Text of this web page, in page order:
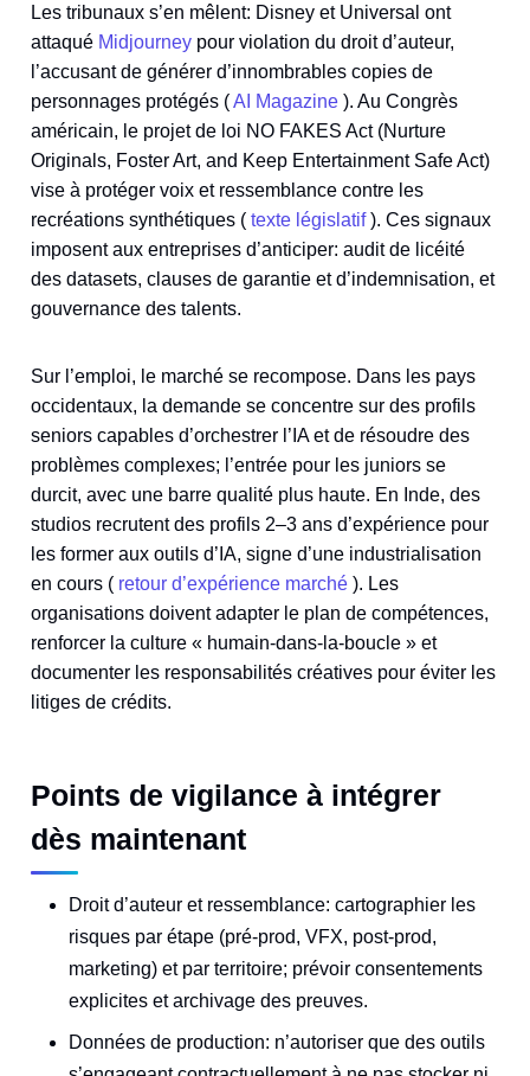
Les tribunaux s’en mêlent: Disney et Universal ont
attaqué Midjourney pour violation du droit d’auteur,
l’accusant de générer d’innombrables copies de
personnages protégés (AI Magazine ). Au Congrès
américain, le projet de loi NO FAKES Act (Nurture
Originals, Foster Art, and Keep Entertainment Safe Act)
vise à protéger voix et ressemblance contre les
recréations synthétiques ( texte législatif). Ces signaux
imposent aux entreprises d’anticiper: audit de licéité
des datasets, clauses de garantie et d’indemnisation, et
gouvernance des talents.
Sur l’emploi, le marché se recompose. Dans les pays
occidentaux, la demande se concentre sur des profils
seniors capables d’orchestrer l’IA et de résoudre des
problèmes complexes; l’entrée pour les juniors se
durcit, avec une barre qualité plus haute. En Inde, des
studios recrutent des profils 2–3 ans d’expérience pour
les former aux outils d’IA, signe d’une industrialisation
en cours ( retour d’expérience marché ). Les
organisations doivent adapter le plan de compétences,
renforcer la culture « humain‑dans‑la‑boucle » et
documenter les responsabilités créatives pour éviter les
litiges de crédits.
Points de vigilance à intégrer
dès maintenant
Droit d’auteur et ressemblance: cartographier les
risques par étape (pré‑prod, VFX, post‑prod,
marketing) et par territoire; prévoir consentements
explicites et archivage des preuves.
Données de production: n’autoriser que des outils